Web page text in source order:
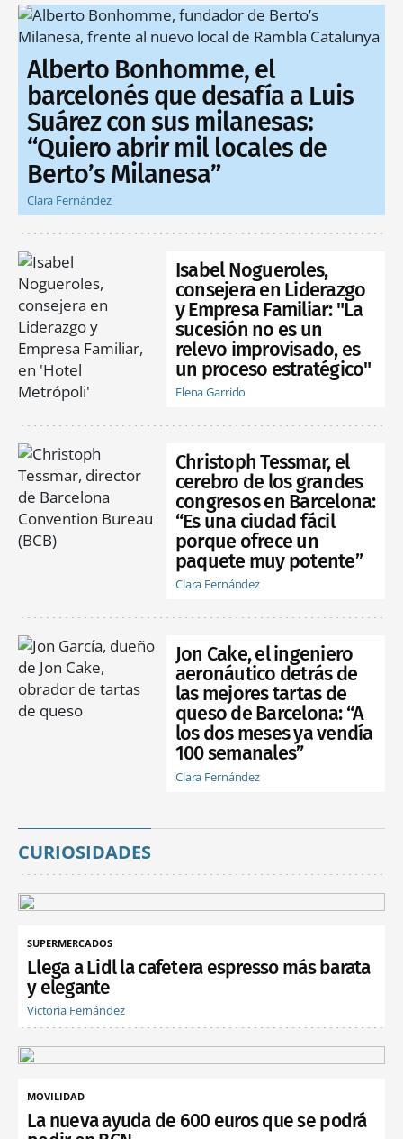
Alberto Bonhomme, el
barcelonés que desafía a Luis
Suárez con sus milanesas:
“Quiero abrir mil locales de
Berto’s Milanesa”
Clara Fernández
Isabel Nogueroles,
consejera en Liderazgo
y Empresa Familiar: "La
sucesión no es un
relevo improvisado, es
un proceso estratégico"
Elena Garrido
Christoph Tessmar, el
cerebro de los grandes
congresos en Barcelona:
“Es una ciudad fácil
porque ofrece un
paquete muy potente”
Clara Fernández
Jon Cake, el ingeniero
aeronáutico detrás de
las mejores tartas de
queso de Barcelona: “A
los dos meses ya vendía
100 semanales”
Clara Fernández
CURIOSIDADES
SUPERMERCADOS
Llega a Lidl la cafetera espresso más barata
y elegante
Victoria Fernández
MOVILIDAD
La nueva ayuda de 600 euros que se podrá